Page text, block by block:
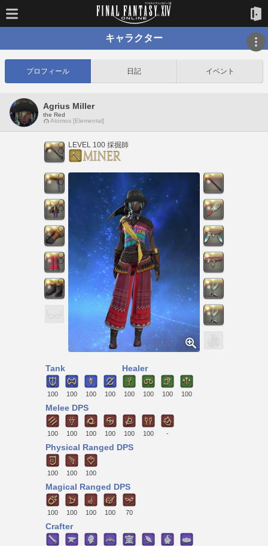
キャラクター
プロフィール 日記 イベント
Agrius Miller
the Red
Atomos [Elemental]
LEVEL 100 採掘師
Tank
100 100 100 100
Healer
100 100 100 100
Melee DPS
100 100 100 100 100 100 -
Physical Ranged DPS
100 100 100
Magical Ranged DPS
100 100 100 100 70
Crafter